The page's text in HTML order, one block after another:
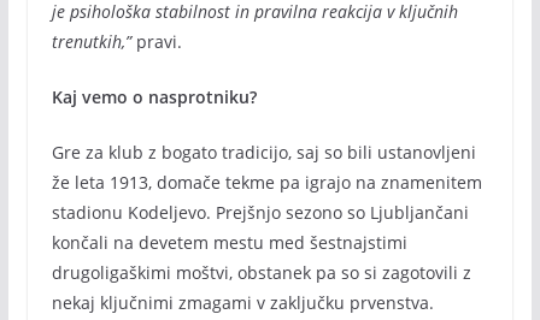
je psihološka stabilnost in pravilna reakcija v ključnih
trenutkih,”pravi.
Kaj vemo o nasprotniku?
Gre za klub z bogato tradicijo, saj so bili ustanovljeni
že leta 1913, domače tekme pa igrajo na znamenitem
stadionu Kodeljevo. Prejšnjo sezono so Ljubljančani
končali na devetem mestu med šestnajstimi
drugoligaškimi moštvi, obstanek pa so si zagotovili z
nekaj ključnimi zmagami v zaključku prvenstva.